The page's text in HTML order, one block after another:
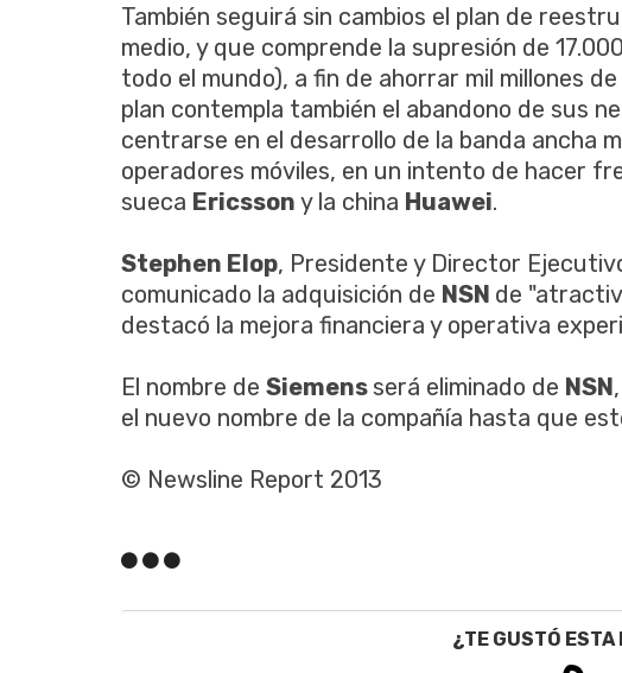
También seguirá sin cambios el plan de
medio, y que comprende la supresión de
todo el mundo), a fin de ahorrar mil millones
plan contempla también el abandono de sus
centrarse en el desarrollo de la banda ancha
operadores móviles, en un intento de hacer
sueca Ericsson y la china Huawei.
Stephen Elop, Presidente y Director
comunicado la adquisición de NSN de
destacó la mejora financiera y operativa
El nombre de Siemensserá eliminado de NSN
el nuevo nombre de la compañía hasta que
© Newsline Report 2013
¿TE GUSTÓ ESTA